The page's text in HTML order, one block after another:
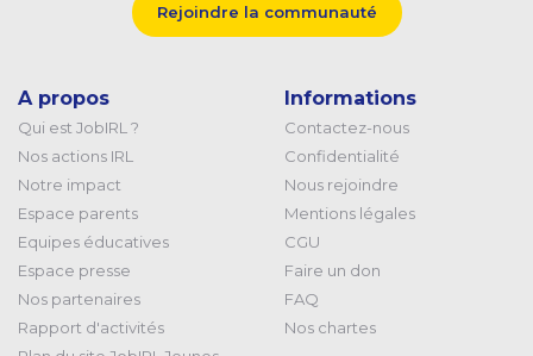
Rejoindre la communauté
A propos
Qui est JobIRL ?
Nos actions IRL
Notre impact
Espace parents
Equipes éducatives
Espace presse
Nos partenaires
Rapport d'activités
Informations
Contactez-nous
Confidentialité
Nous rejoindre
Mentions légales
CGU
Faire un don
FAQ
Nos chartes